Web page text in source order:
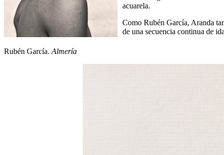
Rubén García. Almería
acuarela.
Como Rubén García, Aranda
de una secuencia continua de